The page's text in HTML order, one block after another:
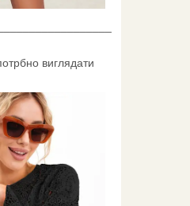
виглядати